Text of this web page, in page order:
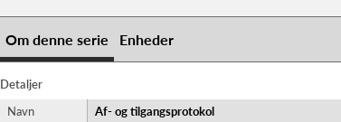
Om denne serie Enheder
Detaljer
Navn
Af- og tilgangsprotokol